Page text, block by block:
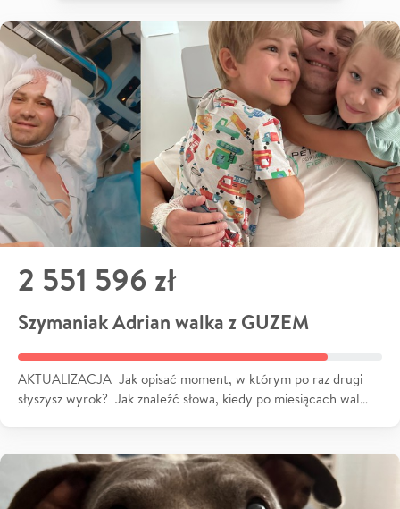
2 551 596 zł
Szymaniak Adrian walka z GUZEM
AKTUALIZACJA Jak opisać moment, w którym po raz drugi
słyszysz wyrok? Jak znaleźć słowa, kiedy po miesiącach wal…